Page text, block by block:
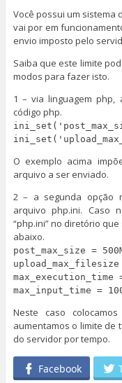
Você possui um sistema
vai por em
envio imposto pelo
Saiba que este limite
modos para fazer isto.
1 – via linguagem php,
código php.
O exemplo acima
arquivo a ser enviado.
2 – a segunda opção
arquivo php.ini. Caso
“php.ini” no diretório
abaixo.
post_max_size =
upload_max_filesize
max_execution_time
max_input_time =
Neste caso
aumentamos o limite de
do servidor por tempo.
Facebook